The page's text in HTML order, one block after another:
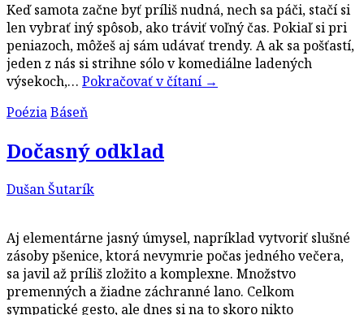
Keď samota začne byť príliš nudná, nech sa páči, stačí si
len vybrať iný spôsob, ako tráviť voľný čas. Pokiaľ si pri
peniazoch, môžeš aj sám udávať trendy. A ak sa pošťastí,
jeden z nás si strihne sólo v komediálne ladených
výsekoch,… Pokračovať v čítaní →
PoéziaBáseň
Dočasný odklad
Dušan Šutarík
Aj elementárne jasný úmysel, napríklad vytvoriť slušné
zásoby pšenice, ktorá nevymrie počas jedného večera,
sa javil až príliš zložito a komplexne. Množstvo
premenných a žiadne záchranné lano. Celkom
sympatické gesto, ale dnes si na to skoro nikto